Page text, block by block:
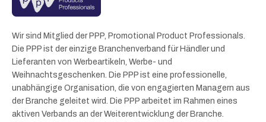
Wir sind Mitglied der PPP, Promotional Product Professionals.
Die PPP ist der einzige Branchenverband für Händler und
Lieferanten von Werbeartikeln, Werbe- und
Weihnachtsgeschenken. Die PPP ist eine professionelle,
unabhängige Organisation, die von engagierten Managern aus
der Branche geleitet wird. Die PPP arbeitet im Rahmen eines
aktiven Verbands an der Weiterentwicklung der Branche.